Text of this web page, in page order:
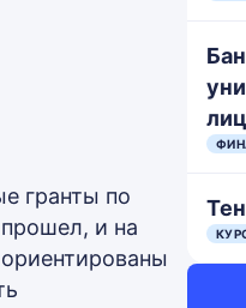
гранты по
и на